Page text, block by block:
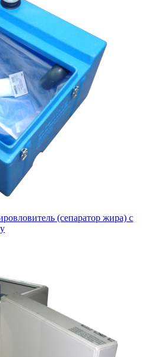
(сепаратор жира) с